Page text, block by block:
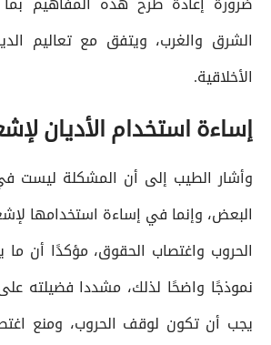
الشرق والغرب، ويتفق مع تعاليم
الأخلاقية.
إساءة استخدام الأديان
وأشار الطيب إلى أن المشكلة ليست
البعض، وإنما في إساءة استخدامها
الحروب واغتصاب الحقوق، مؤكدًا أن
نموذجًا واضحًا لذلك، مشددا فضيلته
يجب أن تكون لوقف الحروب، ومنع